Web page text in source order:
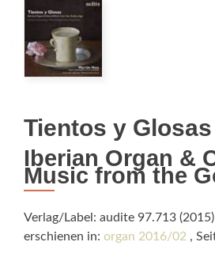
Tientos y Glosas
Iberian Organ &
Music from the
Verlag/Label: audite 97.713 (2015)
erschienen in: organ 2016/02 ,